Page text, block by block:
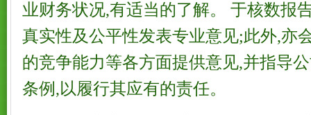
业财务状况,有适当的了解。 于核数报
真实性及公平性发表专业意见;此外,亦
的竞争能力等各方面提供意见,并指导
条例,以履行其应有的责任。